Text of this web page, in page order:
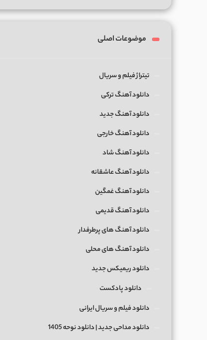
موضوعات اصلی
تیتراژ فیلم و سریال
دانلود آهنگ ترکی
دانلود آهنگ جدید
دانلود آهنگ خارجی
دانلود آهنگ شاد
دانلود آهنگ عاشقانه
دانلود آهنگ غمگین
دانلود آهنگ قدیمی
دانلود آهنگ های پرطرفدار
دانلود آهنگ های محلی
دانلود ریمیکس جدید
دانلود پادکست
دانلود فیلم و سریال ایرانی
دانلود مداحی جدید | دانلود نوحه 1405